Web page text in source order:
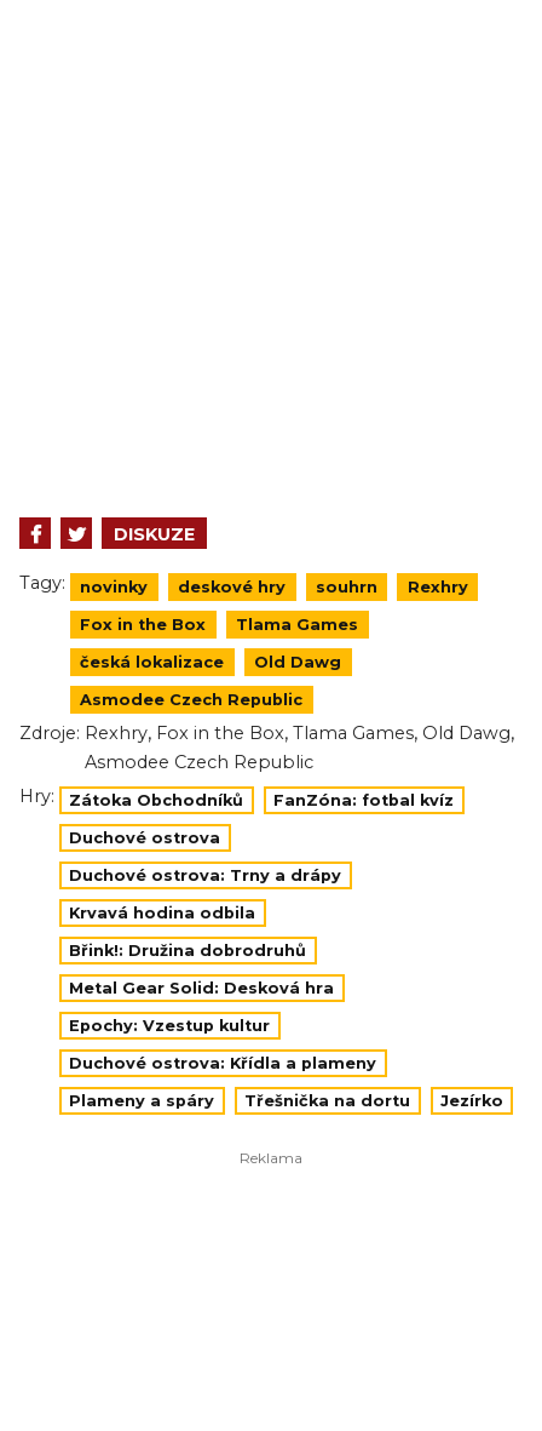
DISKUZE
Tagy: novinky deskové hry souhrn Rexhry
Fox in the Box Tlama Games
česká lokalizace Old Dawg
Asmodee Czech Republic
Zdroje: Rexhry, Fox in the Box, Tlama Games, Old Dawg,
Asmodee Czech Republic
Hry:
Zátoka Obchodníků FanZóna: fotbal kvíz
Duchové ostrova
Duchové ostrova: Trny a drápy
Krvavá hodina odbila
Břink!: Družina dobrodruhů
Metal Gear Solid: Desková hra
Epochy: Vzestup kultur
Duchové ostrova: Křídla a plameny
Plameny a spáry Třešnička na dortu Jezírko